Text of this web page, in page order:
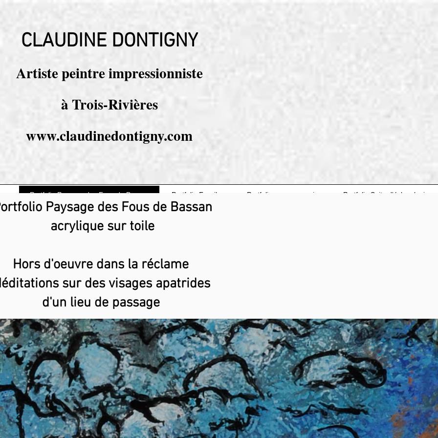
CLAUDINE DONTIGNY
Artiste peintre impressionniste
à Trois-Rivières
www.claudinedontigny.com
Portfolio Paysage des Fous de Bassan Portfolio Fossiles Portfolio oeuvres papier Portfolio Suite d'échos logis
Paysage des Fous de Bassan
acrylique sur toile
Hors d'oeuvre dans la réclame
sur des visages apatrides
d'un lieu de passage